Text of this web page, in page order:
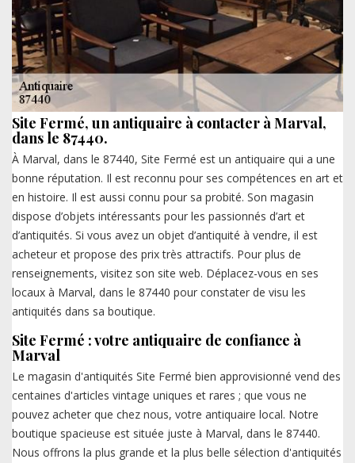
Site Fermé, un antiquaire à contacter à Marval,
dans le 87440.
À Marval, dans le 87440, Site Fermé est un antiquaire qui a une
bonne réputation. Il est reconnu pour ses compétences en art et
en histoire. Il est aussi connu pour sa probité. Son magasin
dispose d’objets intéressants pour les passionnés d’art et
d’antiquités. Si vous avez un objet d’antiquité à vendre, il est
acheteur et propose des prix très attractifs. Pour plus de
renseignements, visitez son site web. Déplacez-vous en ses
locaux à Marval, dans le 87440 pour constater de visu les
antiquités dans sa boutique.
Site Fermé : votre antiquaire de confiance à
Marval
Le magasin d'antiquités Site Fermé bien approvisionné vend des
centaines d'articles vintage uniques et rares ; que vous ne
pouvez acheter que chez nous, votre antiquaire local. Notre
boutique spacieuse est située juste à Marval, dans le 87440.
Nous offrons la plus grande et la plus belle sélection d'antiquités